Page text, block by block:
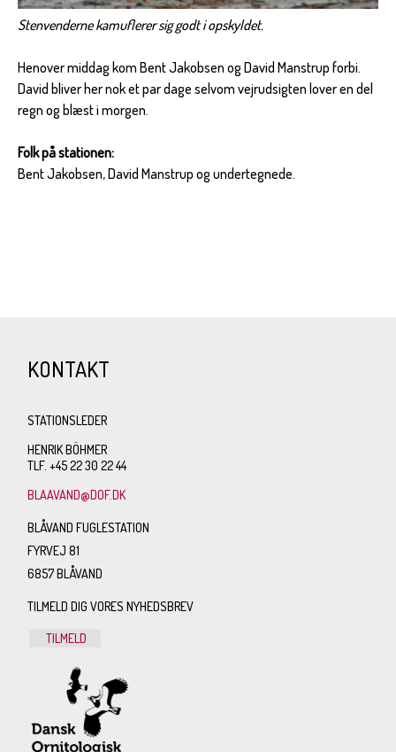
Stenvenderne kamuflerer sig godt i opskyldet.
Henover middag kom Bent Jakobsen og David Manstrup forbi.
David bliver her nok et par dage selvom vejrudsigten lover en del
regn og blæst i morgen.
Folk på stationen:
Bent Jakobsen, David Manstrup og undertegnede.
KONTAKT
STATIONSLEDER
HENRIK BÖHMER
TLF. +45 22 30 22 44
BLAAVAND@DOF.DK
BLÅVAND FUGLESTATION
FYRVEJ 81
6857 BLÅVAND
TILMELD DIG VORES NYHEDSBREV
TILMELD